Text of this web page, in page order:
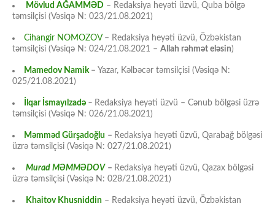
Mövlud AĞAMMƏD – Redaksiya heyəti üzvü, Quba bölgə
təmsilçisi (Vəsiqə N: 023/21.08.2021)
Cihangir NOMOZOV– Redaksiya heyəti üzvü, Özbəkistan
təmsilçisi (Vəsiqə N: 024/21.08.2021 – Allah rəhmət eləsin)
Mamedov Namik– Yazar, Kəlbəcər təmsilçisi (Vəsiqə N:
025/21.08.2021)
İlqar İsmayılzadə – Redaksiya heyəti üzvü – Cənub bölgəsi üzrə
təmsilçisi (Vəsiqə N: 026/21.08.2021)
Məmməd Gürşadoğlu – Redaksiya heyəti üzvü, Qarabağ bölgəsi
üzrə təmsilçisi (Vəsiqə N: 027/21.08.2021)
Murad MƏMMƏDOV – Redaksiya heyəti üzvü, Qazax bölgəsi
üzrə təmsilçisi (Vəsiqə N: 028/21.08.2021)
Khaitov Khusniddin – Redaksiya heyəti üzvü, Özbəkistan